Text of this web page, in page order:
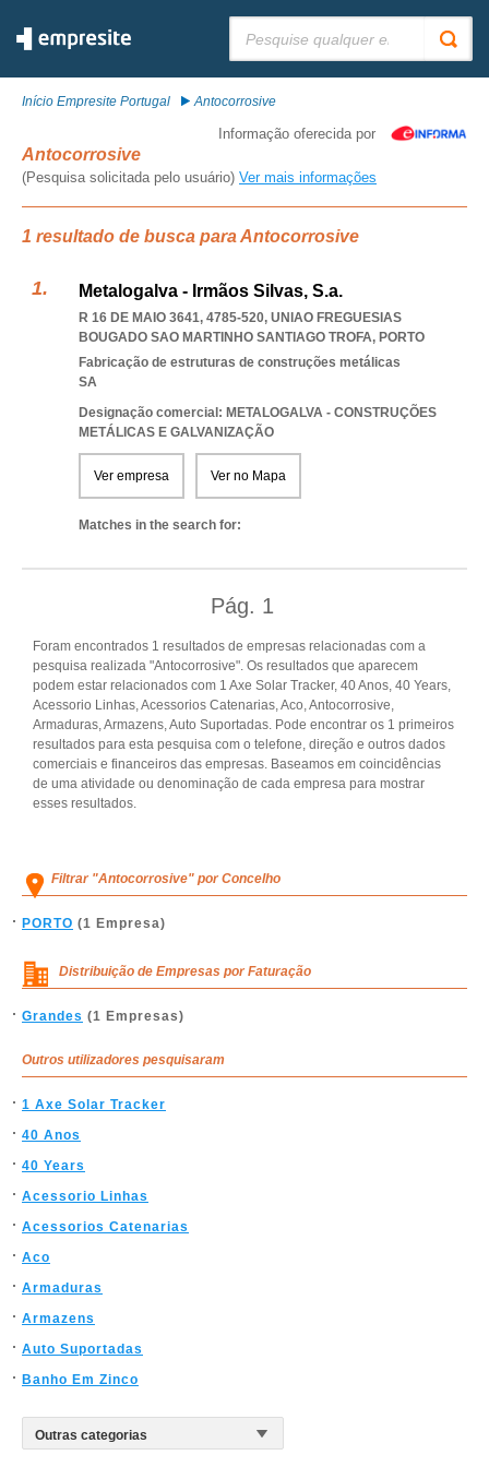
Início Empresite Portugal Antocorrosive
Informação oferecida por
Antocorrosive
(Pesquisa solicitada pelo usuário) Ver mais informações
1 resultado de busca para Antocorrosive
Metalogalva - Irmãos Silvas, S.a.
R 16 DE MAIO 3641, 4785-520, UNIAO FREGUESIAS
BOUGADO SAO MARTINHO SANTIAGO TROFA, PORTO
Fabricação de estruturas de construções metálicas
SA
Designação comercial: METALOGALVA - CONSTRUÇÕES
METÁLICAS E GALVANIZAÇÃO
Ver empresa Ver no Mapa
Matches in the search for:
Pág. 1
Foram encontrados 1 resultados de empresas relacionadas com a
pesquisa realizada "Antocorrosive". Os resultados que aparecem
podem estar relacionados com 1 Axe Solar Tracker, 40 Anos, 40 Years,
Acessorio Linhas, Acessorios Catenarias, Aco, Antocorrosive,
Armaduras, Armazens, Auto Suportadas. Pode encontrar os 1 primeiros
resultados para esta pesquisa com o telefone, direção e outros dados
comerciais e financeiros das empresas. Baseamos em coincidências
de uma atividade ou denominação de cada empresa para mostrar
esses resultados.
Filtrar "Antocorrosive" por Concelho
PORTO (1 Empresa)
Distribuição de Empresas por Faturação
Grandes (1 Empresas)
Outros utilizadores pesquisaram
1 Axe Solar Tracker
40 Anos
40 Years
Acessorio Linhas
Acessorios Catenarias
Aco
Armaduras
Armazens
Auto Suportadas
Banho Em Zinco